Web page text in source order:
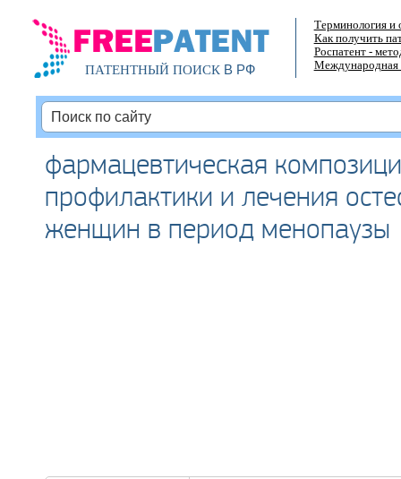
ПАТЕНТНЫЙ ПОИСКВ РФ
Терминология и
Как получить
Роспатент -
Международная
фармацевтическая
профилактики и лечения
женщин в период менопаузы